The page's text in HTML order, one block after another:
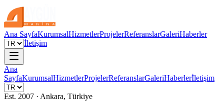
Ana SayfaKurumsalHizmetlerProjelerReferanslarGaleriHaberler
İletişim
Ana
SayfaKurumsalHizmetlerProjelerReferanslarGaleriHaberlerİletişim
Est. 2007 · Ankara, Türkiye